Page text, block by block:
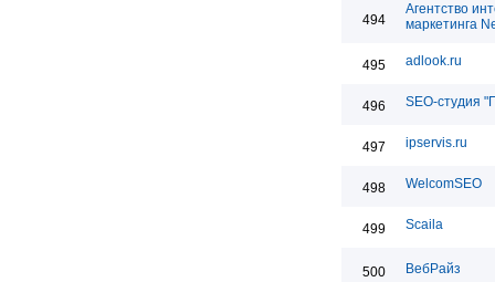
494
Агентство
маркетинга
495 adlook.ru
496 SEO-студия
497 ipservis.ru
498 WelcomSEO
499 Scaila
500 ВебРайз